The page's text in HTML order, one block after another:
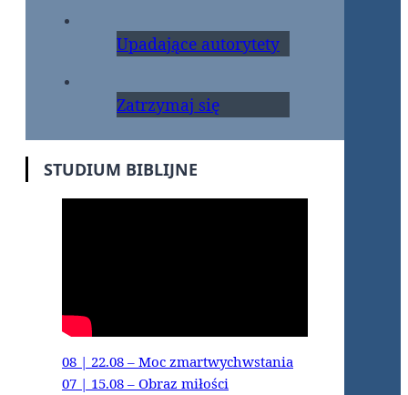
Upadające autorytety
Zatrzymaj się
STUDIUM BIBLIJNE
08 | 22.08 – Moc zmartwychwstania
07 | 15.08 – Obraz miłości